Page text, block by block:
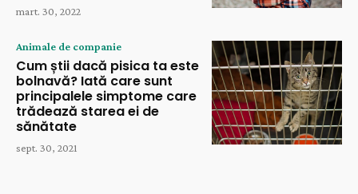
mart. 30, 2022
Animale de companie
Cum știi dacă pisica ta este
bolnavă? Iată care sunt
principalele simptome care
trădează starea ei de
sănătate
sept. 30, 2021